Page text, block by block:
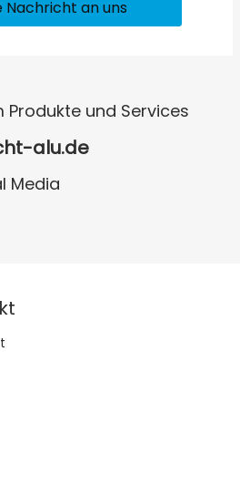
Nachricht an uns
Produkte und Services
alu.de
Media